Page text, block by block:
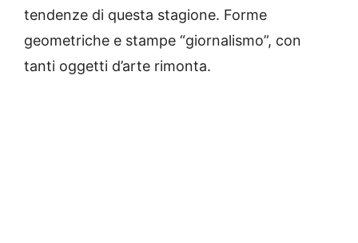
tendenze di questa stagione. Forme
geometriche e stampe “giornalismo”, con
tanti oggetti d’arte rimonta.